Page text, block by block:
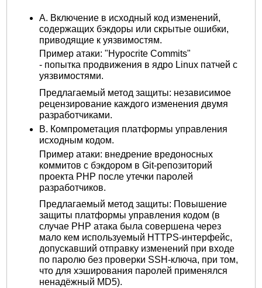
A. Включение в исходный код изменений,
содержащих бэкдоры или скрытые ошибки,
приводящие к уязвимостям.
Пример атаки: "Hypocrite Commits"
- попытка продвижения в ядро Linux патчей с
уязвимостями.
Предлагаемый метод защиты: независимое
рецензирование каждого изменения двумя
разработчиками.
B. Компрометация платформы управления
исходным кодом.
Пример атаки: внедрение вредоносных
коммитов с бэкдором в Git-репозиторий
проекта PHP после утечки паролей
разработчиков.
Предлагаемый метод защиты: Повышение
защиты платформы управления кодом (в
случае PHP атака была совершена через
мало кем используемый HTTPS-интерфейс,
допускавший отправку изменений при входе
по паролю без проверки SSH-ключа, при том,
что для хэширования паролей применялся
ненадёжный MD5).